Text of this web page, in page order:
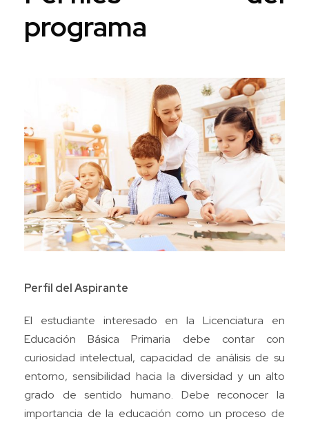
programa
Perfil del Aspirante
El estudiante interesado en la Licenciatura en
Educación Básica Primaria debe contar con
curiosidad intelectual, capacidad de análisis de su
entorno, sensibilidad hacia la diversidad y un alto
grado de sentido humano. Debe reconocer la
importancia de la educación como un proceso de